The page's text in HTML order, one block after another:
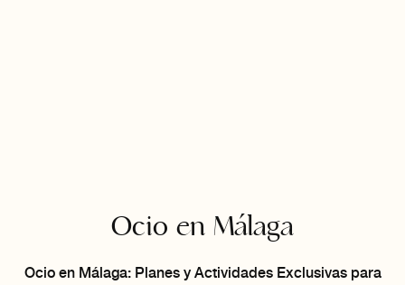
Ocio en Málaga
Ocio en Málaga: Planes y Actividades Exclusivas para